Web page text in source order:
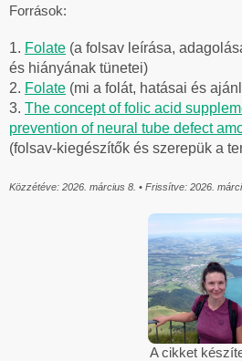
Források:
1. Folate (a folsav leírása,
és hiányának tünetei)
2. Folate (mi a folát, hatásai és
3. The concept of folic acid
prevention of neural tube defect
(folsav-kiegészítők és szerepük a
Közzétéve: 2026. március 8. • Frissítve: 2026.
A cikket